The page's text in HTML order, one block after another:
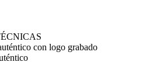
con logo grabado